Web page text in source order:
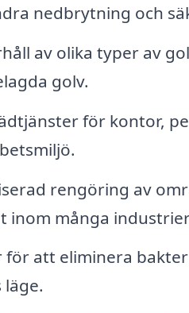
nedbrytning och
av olika typer av
golv.
för kontor,
rengöring av
inom många
för att eliminera